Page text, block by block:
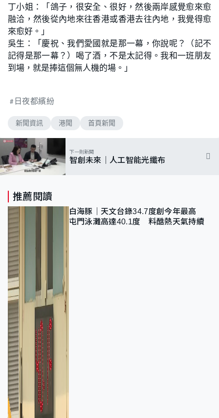
丁小姐：「鴿子，很安全、很好，然後兩岸感覺愈來愈
融洽，然後從內地來往香港或香港去往內地，我覺得愈
來愈好。」
吳生：「慶祝、我們愛國就是那一幕，你說呢？（記不
記得是那一幕？）喝了酒，不是太記得。我和一班朋友
到場，就是捧這個無人機的場。」
日夜都繽紛
新聞資訊 港聞 首頁新聞
下一則新聞
智創未來｜人工智能光纖布
推薦閱讀
白海豚｜天文台錄34.7度創今年最高
屯門泳灘高達40.1度 料酷熱天氣持續